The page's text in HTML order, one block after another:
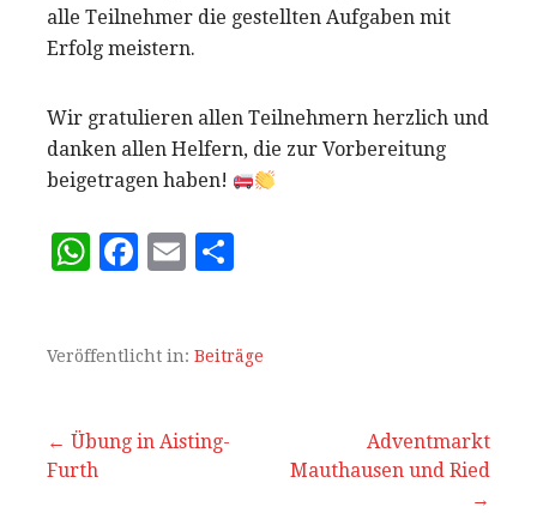
alle Teilnehmer die gestellten Aufgaben mit
Erfolg meistern.
Wir gratulieren allen Teilnehmern herzlich und
danken allen Helfern, die zur Vorbereitung
beigetragen haben!
W
s
p
p
F
e
o
E
l
n
Veröffentlicht in: Beiträge
Beitrags-
← Übung in Aisting-
Furth
Adventmarkt
Mauthausen und Ried
→